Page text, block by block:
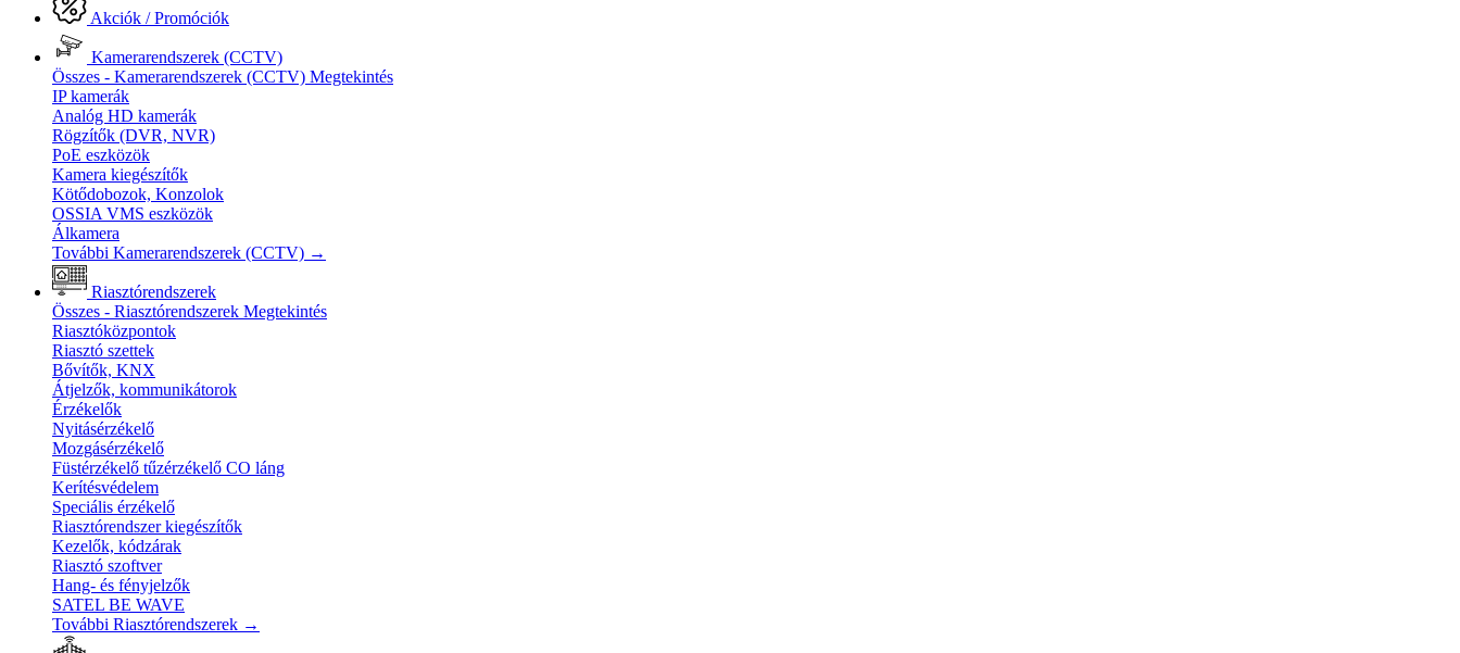
Akciók / Promóciók
Kamerarendszerek (CCTV)
Összes - Kamerarendszerek (CCTV) Megtekintés
IP kamerák
Analóg HD kamerák
Rögzítők (DVR, NVR)
PoE eszközök
Kamera kiegészítők
Kötődobozok, Konzolok
OSSIA VMS eszközök
Álkamera
További Kamerarendszerek (CCTV) →
Riasztórendszerek
Összes - Riasztórendszerek Megtekintés
Riasztóközpontok
Riasztó szettek
Bővítők, KNX
Átjelzők, kommunikátorok
Érzékelők
Nyitásérzékelő
Mozgásérzékelő
Füstérzékelő tűzérzékelő CO láng
Kerítésvédelem
Speciális érzékelő
Riasztórendszer kiegészítők
Kezelők, kódzárak
Riasztó szoftver
Hang- és fényjelzők
SATEL BE WAVE
További Riasztórendszerek →